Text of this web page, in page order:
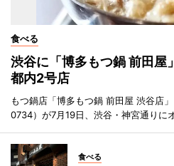
食べる
渋谷に「博多もつ鍋 前田
都内2号店
もつ鍋店「博多もつ鍋 前田屋 渋谷店
0734）が7月19日、渋谷・神宮通りに
食べる